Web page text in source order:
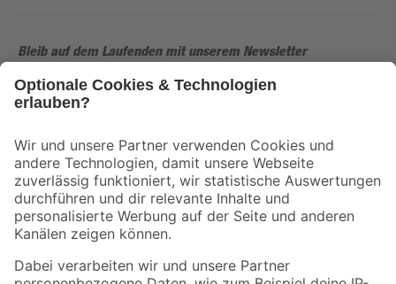
Bleib auf dem Laufenden mit unserem Newsletter
Der toom Newsletter: Keine Angebote und Aktionen mehr verpassen!
Folge uns
Zahlungsarten Versandarten